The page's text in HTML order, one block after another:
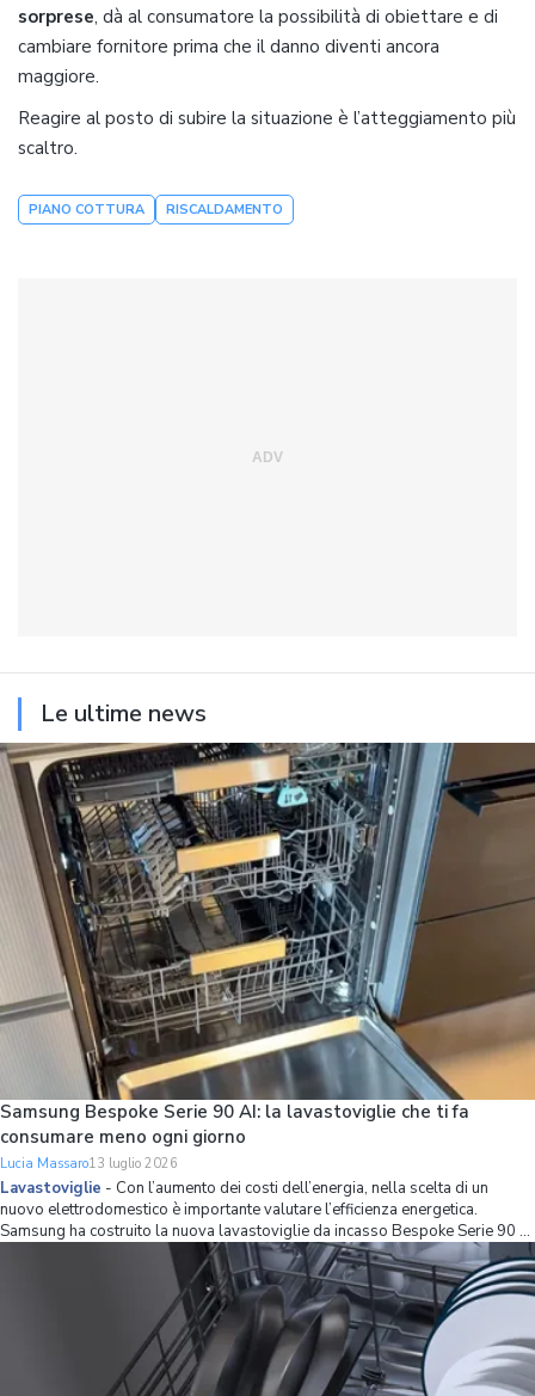
sorprese, dà al consumatore la possibilità di obiettare e di
cambiare fornitore prima che il danno diventi ancora
maggiore.
Reagire al posto di subire la situazione è l’atteggiamento più
scaltro.
PIANO COTTURA RISCALDAMENTO
Le ultime news
Samsung Bespoke Serie 90 AI: la lavastoviglie che ti fa
consumare meno ogni giorno
Lucia Massaro13 luglio 2026
Lavastoviglie - Con l’aumento dei costi dell’energia, nella scelta di un
nuovo elettrodomestico è importante valutare l’efficienza energetica.
Samsung ha costruito la nuova lavastoviglie da incasso Bespoke Serie 90 AI
partendo proprio da questo principio, combinando una classe energetica A